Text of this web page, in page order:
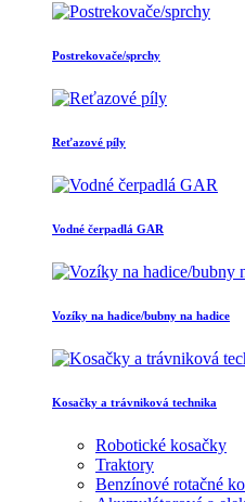
Postrekovače/sprchy
Reťazové píly
Vodné čerpadlá GAR
Vozíky na hadice/bubny na hadice
Kosačky a trávniková technika
Robotické kosačky
Traktory
Benzínové rotačné